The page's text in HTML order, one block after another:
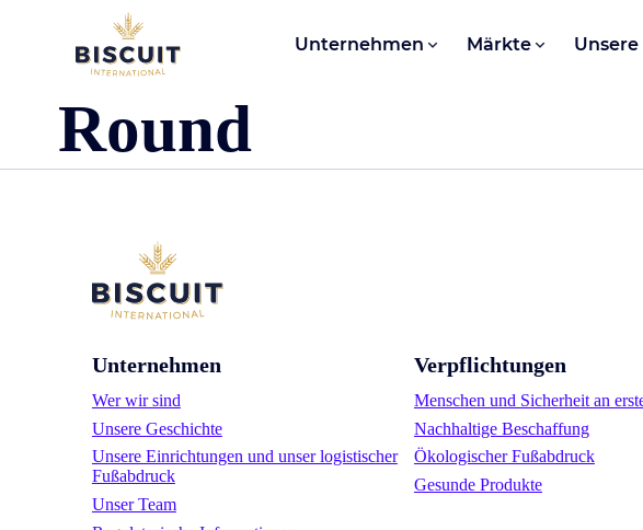
Aller au contenu Unternehmen Märkte
Round
Unternehmen
Wer wir sind
Unsere Geschichte
Unsere Einrichtungen und unser logistischer
Fußabdruck
Unser Team
Verpflichtungen
Menschen und Sicherheit an
Nachhaltige Beschaffung
Ökologischer Fußabdruck
Gesunde Produkte